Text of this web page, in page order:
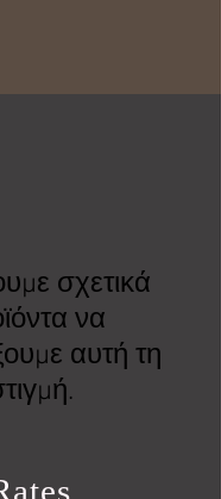
σχετικά
να
αυτή τη